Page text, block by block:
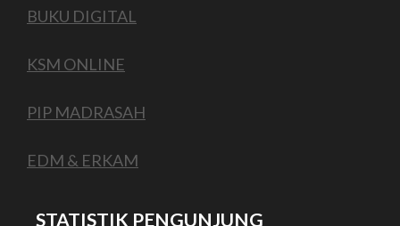
BUKU DIGITAL
KSM ONLINE
PIP MADRASAH
EDM & ERKAM
STATISTIK PENGUNJUNG